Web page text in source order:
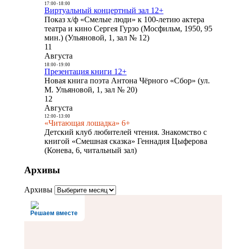
17:00- 18:00
Виртуальный концертный зал 12+
Показ х/ф «Смелые люди» к 100-летию актера
театра и кино Сергея Гурзо (Мосфильм, 1950, 95
мин.) (Ульяновой, 1, зал № 12)
11
Августа
18:00- 19:00
Презентация книги 12+
Новая книга поэта Антона Чёрного «Сбор» (ул.
М. Ульяновой, 1, зал № 20)
12
Августа
12:00- 13:00
«Читающая лошадка» 6+
Детский клуб любителей чтения. Знакомство с
книгой «Смешная сказка» Геннадия Цыферова
(Конева, 6, читальный зал)
Архивы
Архивы
Решаем вместе